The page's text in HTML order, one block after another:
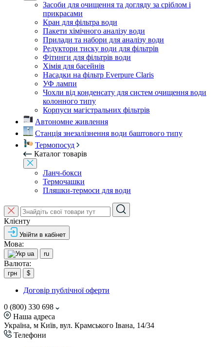
Засоби для очищення та догляду за сріблом і
прикрасами
Кран для фільтра води
Пакети хімічного аналізу води
Прилади та набори для аналізу води
Редуктори тиску води для фільтрів
Фітинги для фільтрів води
Хімія для басейнів
Насадки на фільтр Everpure Claris
УФ лампи
Чохли від конденсату для систем очищення води
колонного типу
Корпуси магістральних фільтрів
Автономне живлення
Станція знезалізнення води баштового типу
Термопосуд
Каталог товарів
Ланч-бокси
Термочашки
Пляшки-термоси для води
Клієнту
Увійти в кабінет
Мова:
ua ru
Валюта:
грн $
Договір публічної оферти
0 (800) 330 698
Наша адреса
Україна, м Київ, вул. Крамського Івана, 14/34
Телефони